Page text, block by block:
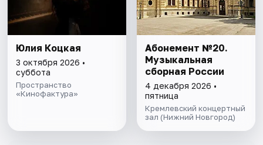
Юлия Коцкая
3 октября 2026 •
суббота
Пространство
«Кинофактура»
Абонемент №20.
Музыкальная
сборная России
4 декабря 2026 •
пятница
Кремлевский концертный
зал (Нижний Новгород)